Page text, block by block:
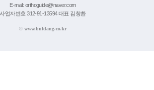
E-mail: orthoguide@naver.com
사업자번호 312-91-13594 대표 김창환
© www.buldang.co.kr